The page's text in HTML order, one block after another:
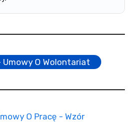
Umowy O Wolontariat
O Pracę - Wzór